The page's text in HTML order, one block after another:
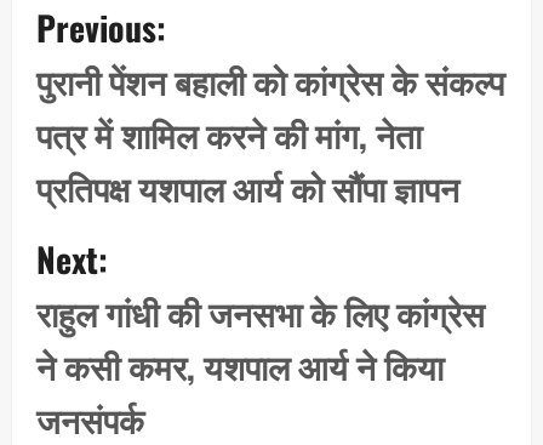
o
s
t
n
a
v
i
g
a
t
i
o
Previous:
पुरानी पेंशन बहाली को कांग्रेस के संकल्प
पत्र में शामिल करने की मांग, नेता
प्रतिपक्ष यशपाल आर्य को सौंपा ज्ञापन
Next:
राहुल गांधी की जनसभा के लिए कांग्रेस
ने कसी कमर, यशपाल आर्य ने किया
जनसंपर्क